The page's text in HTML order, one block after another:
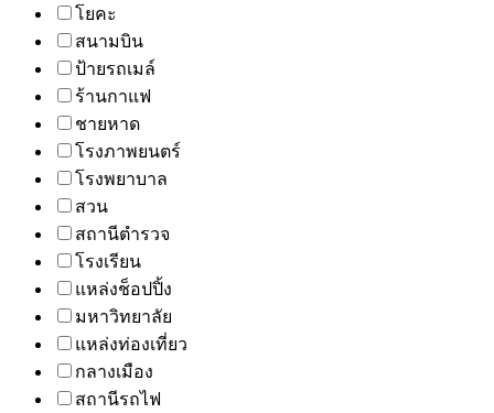
โยคะ
สนามบิน
ป้ายรถเมล์
ร้านกาแฟ
ชายหาด
โรงภาพยนตร์
โรงพยาบาล
สวน
สถานีตำรวจ
โรงเรียน
แหล่งช็อปปิ้ง
มหาวิทยาลัย
แหล่งท่องเที่ยว
กลางเมือง
สถานีรถไฟ